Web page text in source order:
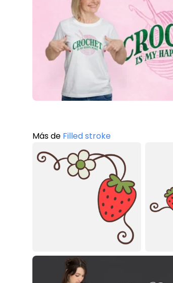
Más de Filled stroke